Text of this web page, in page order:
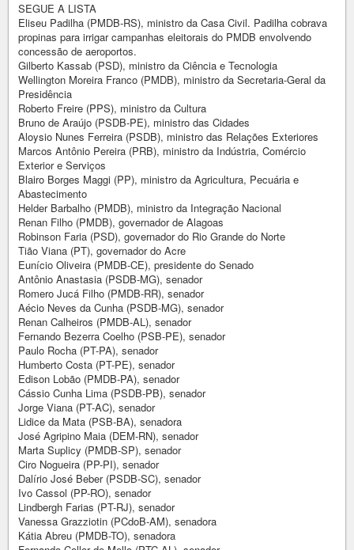
SEGUE A LISTA
Eliseu Padilha (PMDB-RS), ministro da Casa Civil. Padilha cobrava
propinas para irrigar campanhas eleitorais do PMDB envolvendo
concessão de aeroportos.
Gilberto Kassab (PSD), ministro da Ciência e Tecnologia
Wellington Moreira Franco (PMDB), ministro da Secretaria-Geral da
Presidência
Roberto Freire (PPS), ministro da Cultura
Bruno de Araújo (PSDB-PE), ministro das Cidades
Aloysio Nunes Ferreira (PSDB), ministro das Relações Exteriores
Marcos Antônio Pereira (PRB), ministro da Indústria, Comércio
Exterior e Serviços
Blairo Borges Maggi (PP), ministro da Agricultura, Pecuária e
Abastecimento
Helder Barbalho (PMDB), ministro da Integração Nacional
Renan Filho (PMDB), governador de Alagoas
Robinson Faria (PSD), governador do Rio Grande do Norte
Tião Viana (PT), governador do Acre
Eunício Oliveira (PMDB-CE), presidente do Senado
Antônio Anastasia (PSDB-MG), senador
Romero Jucá Filho (PMDB-RR), senador
Aécio Neves da Cunha (PSDB-MG), senador
Renan Calheiros (PMDB-AL), senador
Fernando Bezerra Coelho (PSB-PE), senador
Paulo Rocha (PT-PA), senador
Humberto Costa (PT-PE), senador
Edison Lobão (PMDB-PA), senador
Cássio Cunha Lima (PSDB-PB), senador
Jorge Viana (PT-AC), senador
Lidice da Mata (PSB-BA), senadora
José Agripino Maia (DEM-RN), senador
Marta Suplicy (PMDB-SP), senador
Ciro Nogueira (PP-PI), senador
Dalírio José Beber (PSDB-SC), senador
Ivo Cassol (PP-RO), senador
Lindbergh Farias (PT-RJ), senador
Vanessa Grazziotin (PCdoB-AM), senadora
Kátia Abreu (PMDB-TO), senadora